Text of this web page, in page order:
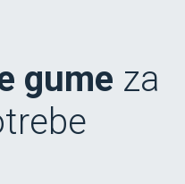
gume za